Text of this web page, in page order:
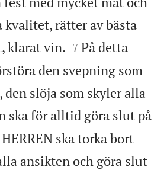
kvalitet, rätter av bästa
klarat vin. 

7 På detta
den svepning som
slöja som skyler alla
ska för alltid göra slut på
ska torka bort
ansikten och göra slut